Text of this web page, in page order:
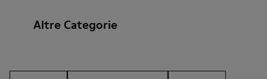
Altre Categorie